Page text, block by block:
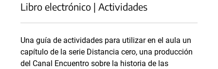
Libro electrónico | Actividades
Una guía de actividades para utilizar en el aula un
capítulo de la serie Distancia cero, una producción
del Canal Encuentro sobre la historia de las